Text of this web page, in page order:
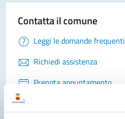
Contatta il comune
Leggi le domande frequenti
Richiedi assistenza
Prenota appuntamento
Problemi in città